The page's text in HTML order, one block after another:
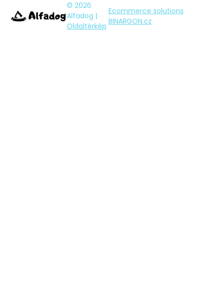
© 2026
Alfadog |
Oldaltérkép
Ecommerce solutions
BINARGON.cz